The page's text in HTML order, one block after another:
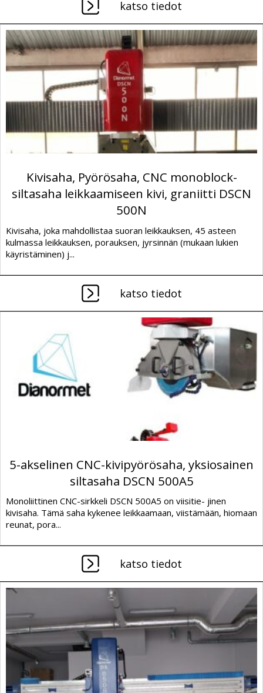
katso tiedot
Kivisaha, Pyörösaha, CNC monoblock-
siltasaha leikkaamiseen kivi, graniitti DSCN
500N
Kivisaha, joka mahdollistaa suoran leikkauksen, 45 asteen
kulmassa leikkauksen, porauksen, jyrsinnän (mukaan lukien
käyristäminen) j...
katso tiedot
5-akselinen CNC-kivipyörösaha, yksiosainen
siltasaha DSCN 500A5
Monoliittinen CNC-sirkkeli DSCN 500A5 on viisitie- jinen
kivisaha. Tämä saha kykenee leikkaamaan, viistämään, hiomaan
reunat, pora...
katso tiedot